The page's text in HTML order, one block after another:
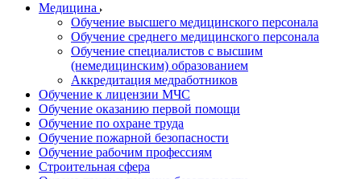
Медицина
Обучение высшего медицинского персонала
Обучение среднего медицинского персонала
Обучение специалистов с высшим
(немедицинским) образованием
Аккредитация медработников
Обучение к лицензии МЧС
Обучение оказанию первой помощи
Обучение по охране труда
Обучение пожарной безопасности
Обучение рабочим профессиям
Строительная сфера